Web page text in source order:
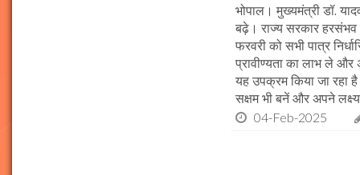
भोपाल। मुख्यमंत्री डॉ.
बढ़े। राज्य सरकार
फरवरी को सभी पात्र
प्रावीण्यता का लाभ ले और
यह उपक्रम किया जा रहा
सक्षम भी बनें और अपने
04-Feb-2025